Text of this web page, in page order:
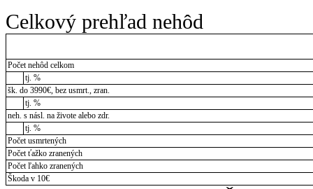
Celkový prehľad nehôd
Počet nehôd celkom
tj. %
šk. do 3990€, bez usmrt., zran.
tj. %
neh. s násl. na živote alebo zdr.
tj. %
Počet usmrtených
Počet ťažko zranených
Počet ľahko zranených
Škoda v 10€